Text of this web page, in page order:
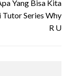
Yang Bisa Kita
Series Why
R U